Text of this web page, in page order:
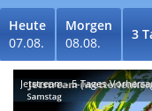
Heute
07.08.
Morgen
08.08.
3
Jetstream - 5-Tages-